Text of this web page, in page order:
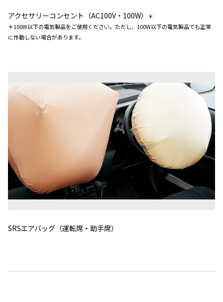
アクセサリーコンセント（AC100V・100W）
＊
＊100W以下の電気製品をご使用ください。ただし、100W以下の電気製品でも正常
に作動しない場合があります。
SRSエアバッグ（運転席・助手席）